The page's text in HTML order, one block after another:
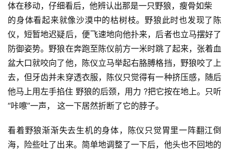
体在移动，仔细看后，他辨认出那是一只野狼，瘦骨如柴
的身体看起来就像沙漠中的枯树枝。野狼此时也发现了陈
仪，短暂地迟疑后，便飞速地向他扑来，后者也立马摆好了
防御姿势。野狼在奔跑至陈仪前方一米时跳了起来，张着血
盆大口就咬向了他，陈仪立马举起右胳膊格挡，野狼咬了上
去，但牙齿并未穿透衣服，陈仪只觉得有一种挤压感，随后
他马上用左手掐住 野狼的后颈，用力 ?把它按在地上。只听
“咔嚓”一声， 这一下居然折断了它的脖子。
看着野狼渐渐失去生机的身体，陈仪只觉胃里一阵翻江倒
海，险些吐了出来。简单地调整了一下后，他头也不回地的